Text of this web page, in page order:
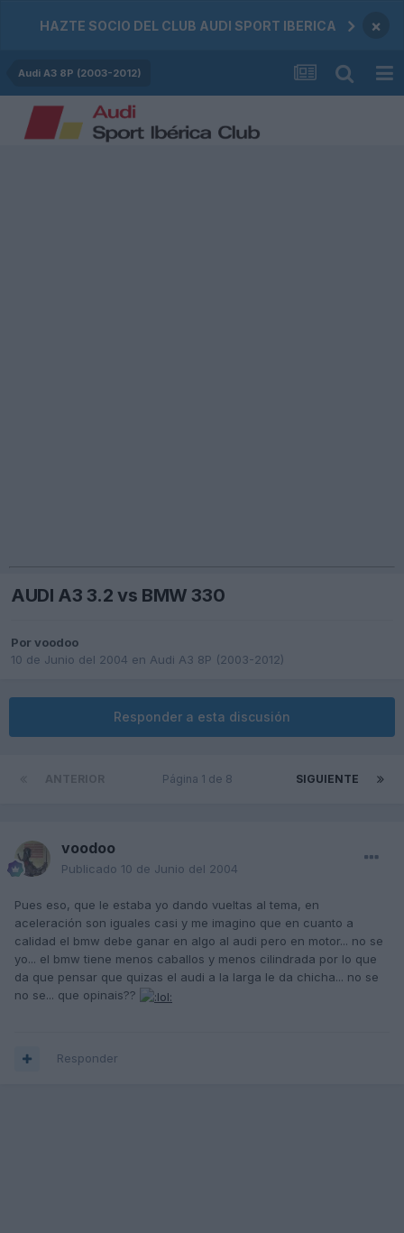
HAZTE SOCIO DEL CLUB AUDI SPORT IBERICA ×
Audi A3 8P (2003-2012)
AUDI A3 3.2 vs BMW 330
Porvoodoo
10 de Junio del 2004 en Audi A3 8P (2003-2012)
Responder a esta discusión
SIGUIENTE
Página 1 de 8
voodoo
Publicado 10 de Junio del 2004
Pues eso, que le estaba yo dando vueltas al tema, en
aceleración son iguales casi y me imagino que en cuanto a
calidad el bmw debe ganar en algo al audi pero en motor... no se
yo... el bmw tiene menos caballos y menos cilindrada por lo que
da que pensar que quizas el audi a la larga le da chicha... no se
no se... que opinais??
Responder